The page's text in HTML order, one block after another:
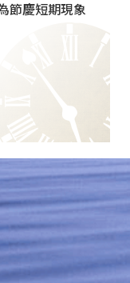
節慶短期現象